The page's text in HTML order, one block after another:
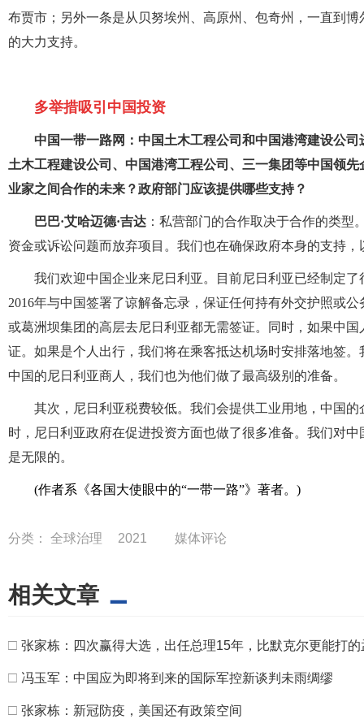
布贾市；另外一条是从贝努埃州、高原州、包奇州，一直到
的大力支持。
多举措吸引中国投资
中国一带一路网：中国土木工程公司和中国港湾建设公
土木工程建设公司、中国港湾工程公司、三一集团等中国领
业家之间合作的未来？政府部门应该提供哪些支持？
巴巴·艾哈迈德·吉达 ：私营部门的合作取决于合作的类型
资金或诉讼问题而放弃项目。我们也在确保政府本身的支持
我们欢迎中国企业来尼日利亚。目前尼日利亚已经制定
2016年与中国签署了谅解备忘录，保证任何持有外交护照或
或葛洲坝集团的高层去尼日利亚都无需签证。同时，如果中
证。如果是个人出行，我们将在乘客抵达机场时安排落地签
中国的尼日利亚商人，我们也为他们做了最高级别的准备。
其次，尼日利亚税费较低。我们会提供工业用地，中国
时，尼日利亚政府在促进投资方面也做了很多准备。我们对
是无限的。
(作者系《各国大使眼中的“一带一路”》著者。)
分类： 全球治理 2021 媒体评论
相关文章
□ 张家栋：四次赢得大选，出任总理15年，比默克尔更能打的
□ 冯玉军：中国应为即将到来的国际军控新谈判未雨绸缪
□ 张家栋：新冠防疫，美国还有政策空间